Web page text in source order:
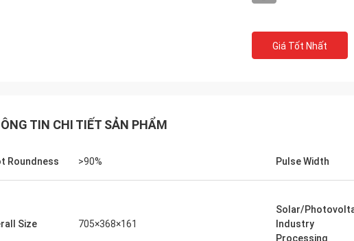
Giá Tốt Nhất
TIN CHI TIẾT SẢN PHẨM
Roundness >90% Pulse Width
Size 705×368×161
Solar/
Industry
Processing